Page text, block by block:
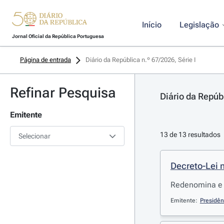
Jornal Oficial da República Portuguesa
Início Legislação
Página de entrada Diário da República n.º 67/2026, Série I
Refinar Pesquisa
Emitente
Selecionar
Diário da
13 de 13 resultados
Decreto-Lei
Redenomina
Emitente: